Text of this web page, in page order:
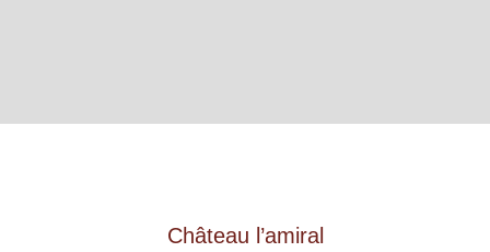
Château l’amiral